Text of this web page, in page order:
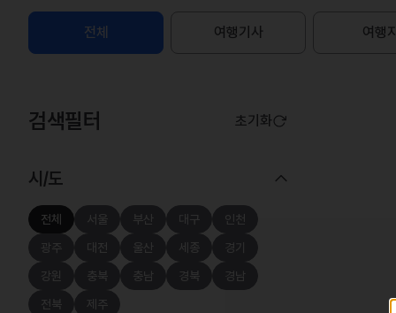
전체 여행기사 여행지
검색필터
시/도
전체 서울 부산 대구
인천
광주
대전 울산 세종
경기
강원
충북 충남 경북
경남
전북
제주
초기화